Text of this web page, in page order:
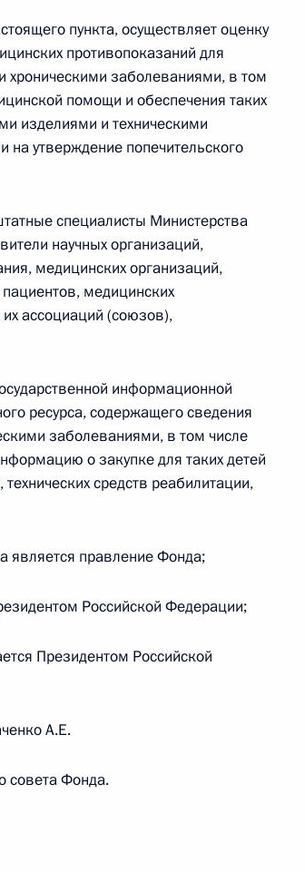
мер
деятельности
основ
округов
пункта, осуществляет оценку
противопоказаний для
заболеваниями, в том
помощи и обеспечения таких
изделиями и техническими
на утверждение попечительского
специалисты Министерства
научных организаций,
медицинских организаций,
медицинских
ассоциаций (союзов),
информационной
ресурса, содержащего сведения
заболеваниями, в том числе
о закупке для таких детей
средств реабилитации,
является правление Фонда;
Российской Федерации;
Президентом Российской
А.Е.
совета Фонда.